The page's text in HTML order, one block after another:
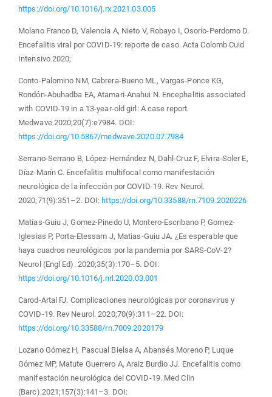
https://doi.org/10.1016/j.rx.2021.03.005
Molano Franco D, Valencia A, Nieto V, Robayo I, Osorio-Perdomo D.
Encefalitis viral por COVID-19: reporte de caso. Acta Colomb Cuid
Intensivo.2020;
Conto-Palomino NM, Cabrera-Bueno ML, Vargas-Ponce KG,
Rondón-Abuhadba EA, Atamari-Anahui N. Encephalitis associated
with COVID-19 in a 13-year-old girl: A case report.
Medwave.2020;20(7):e7984. DOI:
https://doi.org/10.5867/medwave.2020.07.7984
Serrano-Serrano B, López-Hernández N, Dahl-Cruz F, Elvira-Soler E,
Díaz-Marín C. Encefalitis multifocal como manifestación
neurológica de la infección por COVID-19. Rev Neurol.
2020;71(9):351–2. DOI: https://doi.org/10.33588/rn.7109.2020226
Matías-Guiu J, Gomez-Pinedo U, Montero-Escribano P, Gomez-
Iglesias P, Porta-Etessam J, Matias-Guiu JA. ¿Es esperable que
haya cuadros neurológicos por la pandemia por SARS-CoV-2?
Neurol (Engl Ed). 2020;35(3):170–5. DOI:
https://doi.org/10.1016/j.nrl.2020.03.001
Carod-Artal FJ. Complicaciones neurológicas por coronavirus y
COVID-19. Rev Neurol. 2020;70(9):311–22. DOI:
https://doi.org/10.33588/rn.7009.2020179
Lozano Gómez H, Pascual Bielsa A, Abansés Moreno P, Luque
Gómez MP, Matute Guerrero A, Araiz Burdio JJ. Encefalitis como
manifestación neurológica del COVID-19. Med Clin
(Barc).2021;157(3):141–3. DOI: